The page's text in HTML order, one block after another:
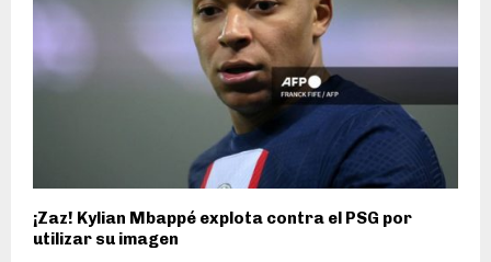
¡Zaz! Kylian Mbappé explota contra el PSG por
utilizar su imagen